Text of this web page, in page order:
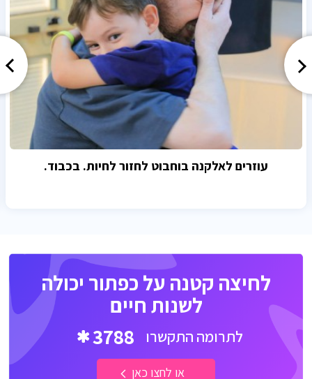
עוזרים לאלקנה בוחבוט לחזור לחיות. בכבוד.
לחיצה קטנה על כפתור יכולה
לשנות חיים
לתרומה התקשרו 3788
או לחצו כאן